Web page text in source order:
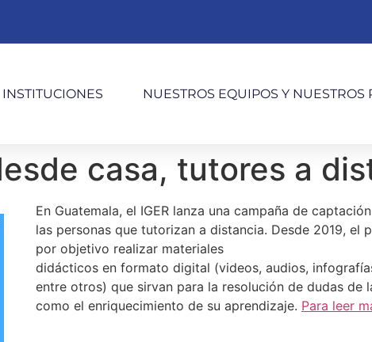
INSTITUCIONES NUESTROS EQUIPOS Y NUESTROS
casa, tutores a
En Guatemala, el IGER lanza una campaña de
las personas que tutorizan a distancia. Desde 2019, el
por objetivo realizar materiales
didácticos en formato digital (videos, audios,
entre otros) que sirvan para la resolución de dudas de
como el enriquecimiento de su aprendizaje. Para leer